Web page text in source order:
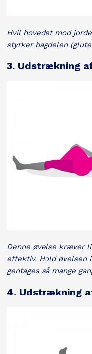
Hvil hovedet mod
styrker bagdelen
3. Udstrækning
Denne øvelse kræver
effektiv. Hold øvelsen
gentages så mange
4. Udstrækning